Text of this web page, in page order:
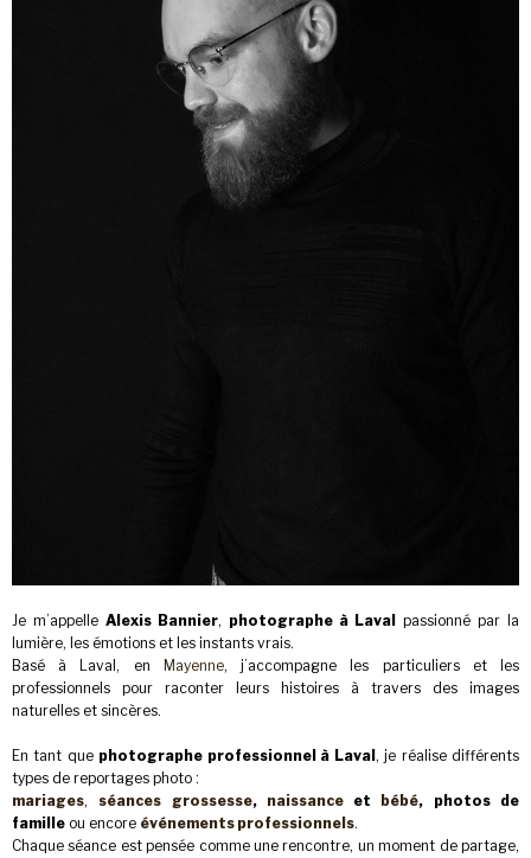
Je m’appelle Alexis Bannier, photographe à Laval
passionné par la
lumière, les émotions et les instants vrais.
Basé à Laval, en
Mayenne, j’accompagne les particuliers et les
professionnels pour raconter leurs histoires à travers des images
naturelles et sincères.
En tant que photographe professionnel à Laval , je réalise différents
types de reportages photo :
mariages,séances grossesse, naissanceet bébé, photos de
famille ou encore événements professionnels.
Chaque séance est pensée comme une rencontre, un moment de partage,